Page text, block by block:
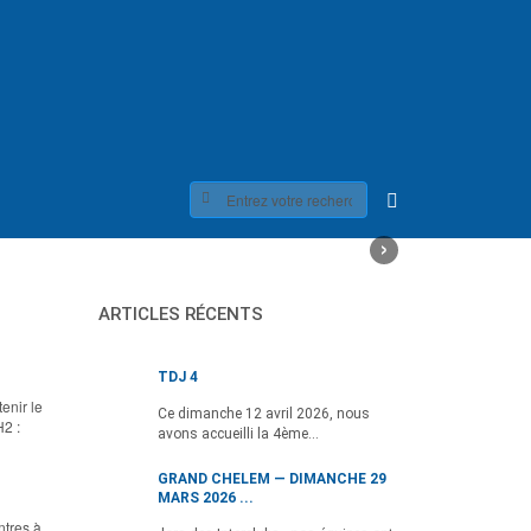
›
le
:
à
ARTICLES RÉCENTS
TDJ 4
Ce dimanche 12 avril 2026, nous
avons accueilli la 4ème...
GRAND CHELEM — DIMANCHE 29
MARS 2026 ...